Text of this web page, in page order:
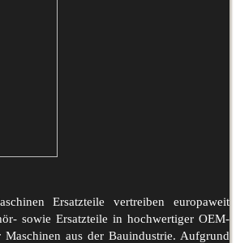
Ersatzteile vertreiben europaweit
sowie Ersatzteile in hochwertiger OEM-
Maschinen aus der Bauindustrie. Aufgrund